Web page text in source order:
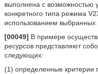
выполнена с возможностью
конкретного типа режима
использованием выбранных
[00049] В примере
ресурсов представляют
следующих:
(1) определенные критерии